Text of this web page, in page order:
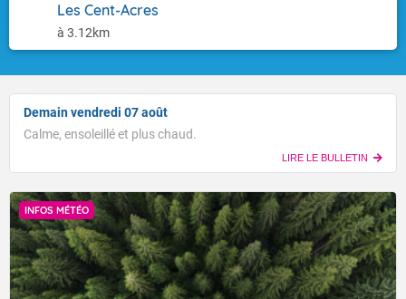
Les Cent-Acres
à 3.12km
Demain vendredi 07 août
Calme, ensoleillé et plus chaud.
LIRE LE BULLETIN
INFOS MÉTÉO